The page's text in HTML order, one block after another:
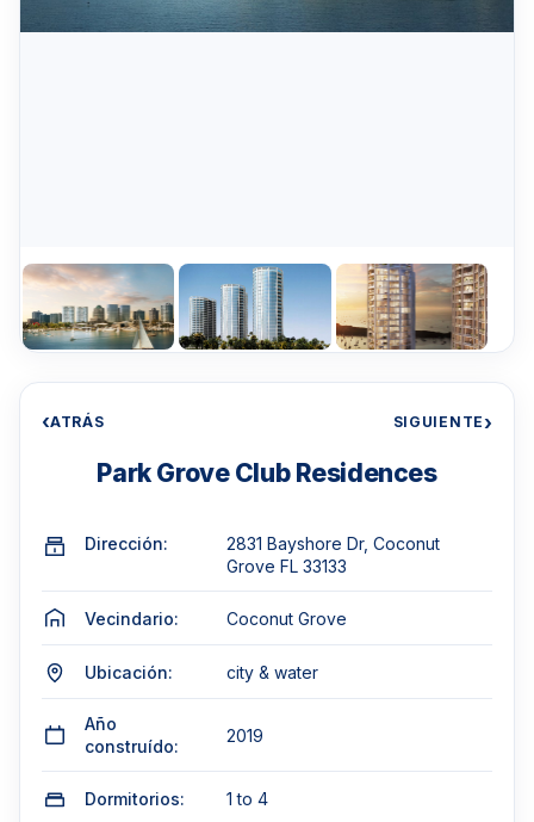
‹ATRÁS SIGUIENTE›
Park Grove Club Residences
Dirección:
2831 Bayshore Dr, Coconut
Grove FL 33133
Vecindario: Coconut Grove
Ubicación: city & water
Año
construído:
2019
Dormitorios: 1 to 4